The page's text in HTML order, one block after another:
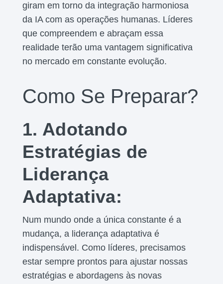
giram em torno da integração harmoniosa
da IA com as operações humanas. Líderes
que compreendem e abraçam essa
realidade terão uma vantagem significativa
no mercado em constante evolução.
Como Se Preparar?
1. Adotando
Estratégias de
Liderança
Adaptativa:
Num mundo onde a única constante é a
mudança, a liderança adaptativa é
indispensável. Como líderes, precisamos
estar sempre prontos para ajustar nossas
estratégias e abordagens às novas